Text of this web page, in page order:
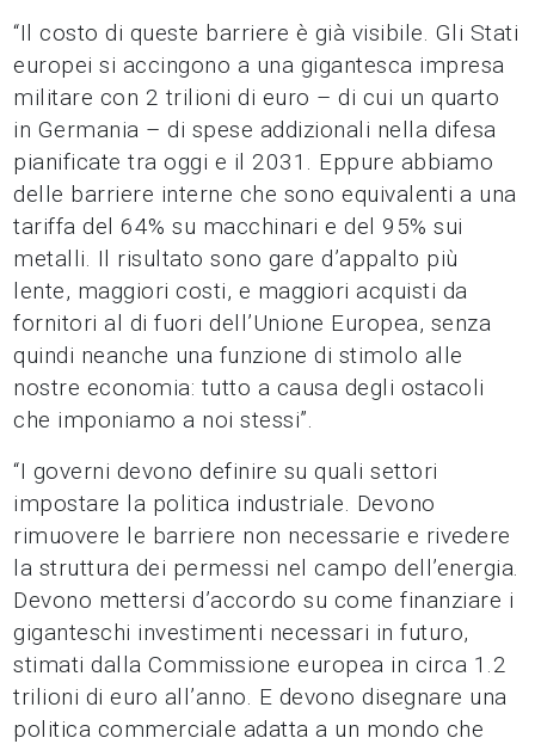
“Il costo di queste barriere è già visibile. Gli Stati
europei si accingono a una gigantesca impresa
militare con 2 trilioni di euro – di cui un quarto
in Germania – di spese addizionali nella difesa
pianificate tra oggi e il 2031. Eppure abbiamo
delle barriere interne che sono equivalenti a una
tariffa del 64% su macchinari e del 95% sui
metalli. Il risultato sono gare d’appalto più
lente, maggiori costi, e maggiori acquisti da
fornitori al di fuori dell’Unione Europea, senza
quindi neanche una funzione di stimolo alle
nostre economia: tutto a causa degli ostacoli
che imponiamo a noi stessi”.
“I governi devono definire su quali settori
impostare la politica industriale. Devono
rimuovere le barriere non necessarie e rivedere
la struttura dei permessi nel campo dell’energia.
Devono mettersi d’accordo su come finanziare i
giganteschi investimenti necessari in futuro,
stimati dalla Commissione europea in circa 1.2
trilioni di euro all’anno. E devono disegnare una
politica commerciale adatta a un mondo che